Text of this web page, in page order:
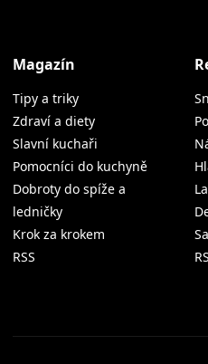
Magazín
Tipy a triky
Zdraví a diety
Slavní kuchaři
Pomocníci do kuchyně
Dobroty do spíže a
ledničky
Krok za krokem
RSS